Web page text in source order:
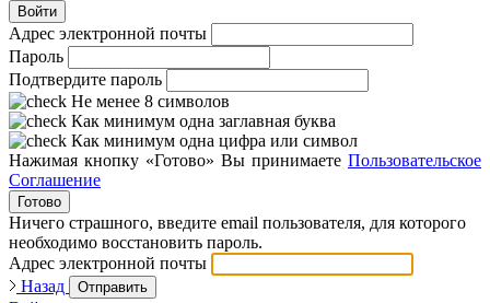
Войти
Адрес электронной почты
Пароль
Подтвердите пароль
Не менее 8 символов
Как минимум одна заглавная буква
Как минимум одна цифра или символ
Нажимая кнопку «Готово» Вы принимаете Пользовательское
Соглашение
Готово
Ничего страшного, введите email пользователя, для которого
необходимо восстановить пароль.
Адрес электронной почты
Назад
Отправить